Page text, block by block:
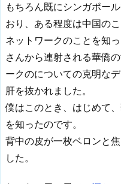
もちろん既にシンガポー
おり、ある程度は中国の
ネットワークのことを知
さんから連射される華僑
ークのについての克明な
肝を抜かれました。
僕はこのとき、はじめて
を知ったのです。
背中の皮が一枚ベロンと
した。